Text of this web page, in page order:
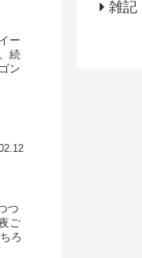
ー
続
ン
つ
ご
ろ
雑記